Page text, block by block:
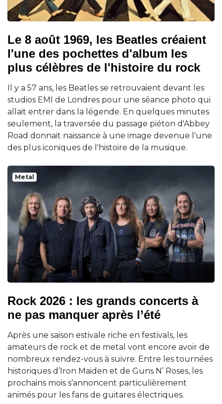
Le 8 août 1969, les Beatles créaient
l'une des pochettes d'album les
plus célèbres de l'histoire du rock
Il y a 57 ans, les Beatles se retrouvaient devant les
studios EMI de Londres pour une séance photo qui
allait entrer dans la légende. En quelques minutes
seulement, la traversée du passage piéton d'Abbey
Road donnait naissance à une image devenue l'une
des plus iconiques de l'histoire de la musique.
Metal
Rock 2026 : les grands concerts à
ne pas manquer après l’été
Après une saison estivale riche en festivals, les
amateurs de rock et de metal vont encore avoir de
nombreux rendez-vous à suivre. Entre les tournées
historiques d’Iron Maiden et de Guns N’ Roses, les
prochains mois s’annoncent particulièrement
animés pour les fans de guitares électriques.